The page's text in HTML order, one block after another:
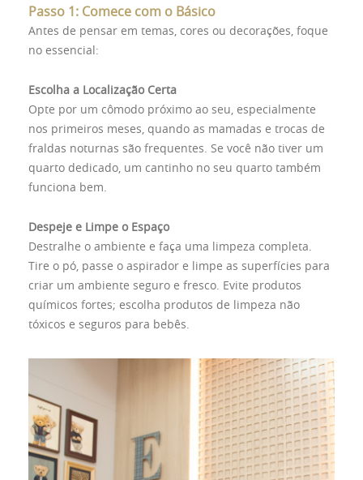
Passo 1: Comece com o Básico
Antes de pensar em temas, cores ou decorações, foque
no essencial:
Escolha a Localização Certa
Opte por um cômodo próximo ao seu, especialmente
nos primeiros meses, quando as mamadas e trocas de
fraldas noturnas são frequentes. Se você não tiver um
quarto dedicado, um cantinho no seu quarto também
funciona bem.
Despeje e Limpe o Espaço
Destralhe o ambiente e faça uma limpeza completa.
Tire o pó, passe o aspirador e limpe as superfícies para
criar um ambiente seguro e fresco. Evite produtos
químicos fortes; escolha produtos de limpeza não
tóxicos e seguros para bebês.